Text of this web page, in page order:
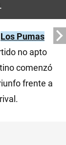
Los Pumas
no apto
comenzó
frente a